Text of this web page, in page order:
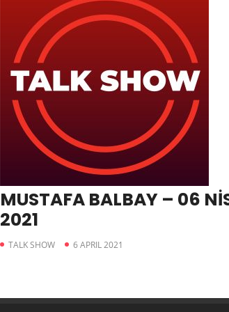
MUSTAFA BALBAY – 06
2021
TALK SHOW 6 APRIL 2021